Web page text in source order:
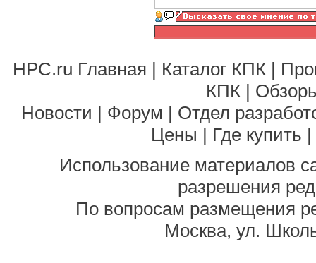
HPC.ru Главная | Каталог КПК |
КПК |
Новости | Форум | Отдел
Цены | Где купить |
Использование материалов
разрешения
По вопросам размещения
Москва, ул.